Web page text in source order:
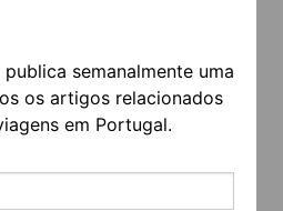
semanalmente uma
os artigos relacionados
em Portugal.
REGRESSA COM
DEDICADAS À
E PENSAMENTO